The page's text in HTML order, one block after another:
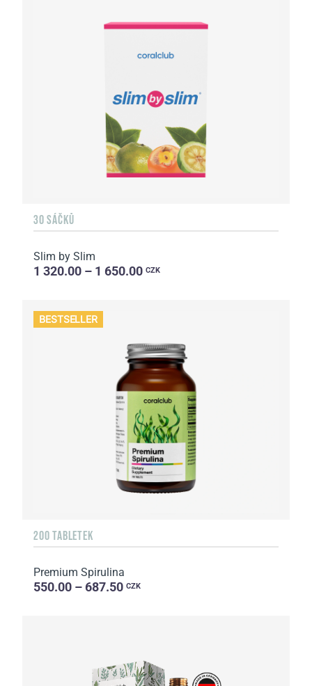
30 SÁČKŮ
Slim by Slim
1 320.00 – 1 650.00 CZK
BESTSELLER
200 TABLETEK
Premium Spirulina
550.00 – 687.50 CZK